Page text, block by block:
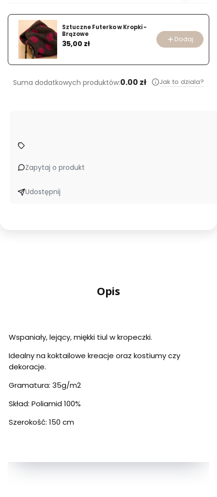
Sztuczne Futerko w Kropki -
Brązowe
Cena
35,00 zł Dodaj
Suma dodatkowych produktów:0.00 zł Jak to dziala?
Zapytaj o produkt
Udostępnij
Opis
Wspaniały, lejący, miękki tiul w kropeczki.
Idealny na koktailowe kreacje oraz kostiumy czy
dekoracje.
Gramatura: 35g/m2
Skład: Poliamid 100%
Szerokość: 150 cm